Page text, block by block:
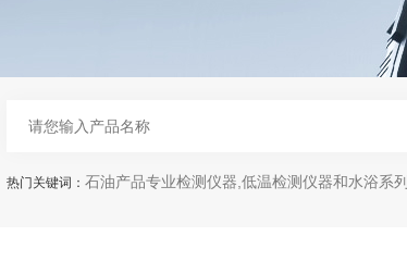
热门关键词： 石油产品专业检测仪器,低温检测仪器和水浴系列